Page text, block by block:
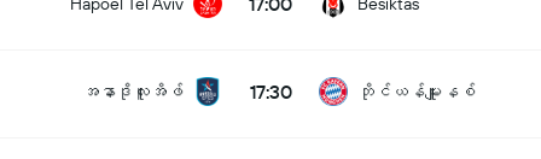
အနာဒိုလူးအိဖ် 17:30 ဘိုင်ယန်မျူးနစ်